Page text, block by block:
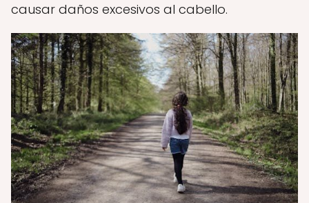
causar daños excesivos al cabello.